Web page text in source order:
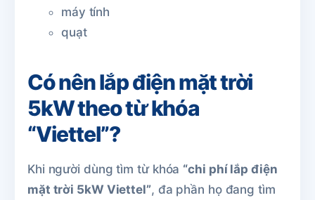
máy tính
quạt
Có nên lắp điện mặt trời
5kW theo từ khóa
“Viettel”?
Khi người dùng tìm từ khóa “chi phí lắp điện
mặt trời 5kW Viettel”, đa phần họ đang tìm